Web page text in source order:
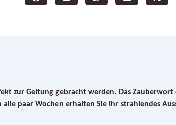
zur Geltung gebracht werden. Das Zauberwort
paar Wochen erhalten Sie Ihr strahlendes